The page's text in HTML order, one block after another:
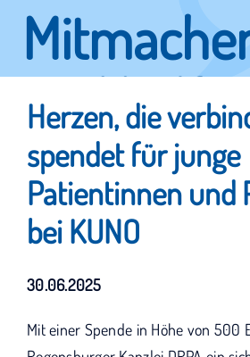
und
Hier erfahren Sie, wie
KUNO bisher unterstützt
Herzen, die
spendet für junge
Patientinnen und
bei KUNO
30.06.2025
Mit einer Spende in Höhe von 500